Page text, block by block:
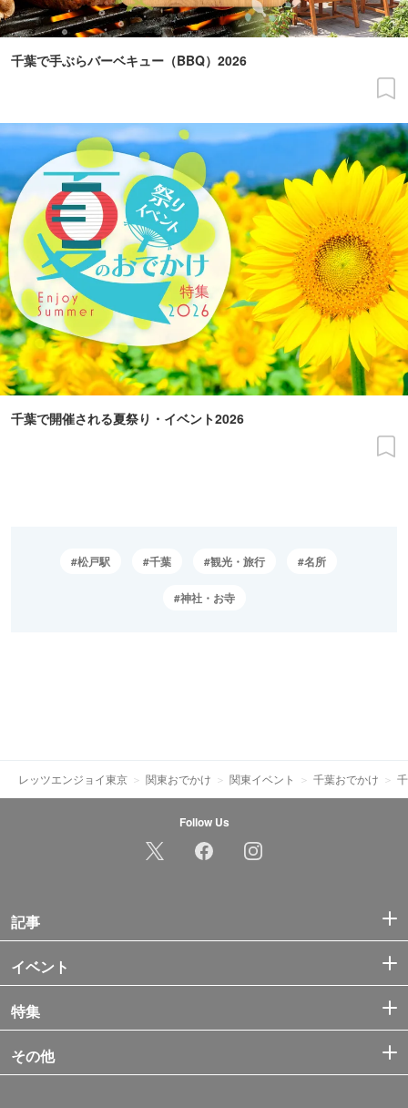
千葉で手ぶらバーベキュー（BBQ）2026
千葉で開催される夏祭り・イベント2026
松戸駅 千葉 観光・旅行 名所
神社・お寺
レッツエンジョイ東京 関東おでかけ 関東イベント 千葉おでかけ
Follow Us
記事
イベント
特集
その他